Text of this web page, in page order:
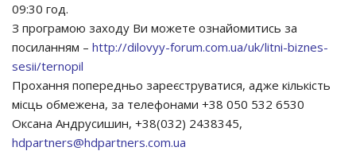
09:30 год.
З програмою заходу Ви можете ознайомитись за
посиланням – http://dilovyy-forum.com.ua/uk/litni-biznes-
sesii/ternopil
Прохання попередньо зареєструватися, адже кількість
місць обмежена, за телефонами +38 050 532 6530
Оксана Андрусишин, +38(032) 2438345,
hdpartners@hdpartners.com.ua